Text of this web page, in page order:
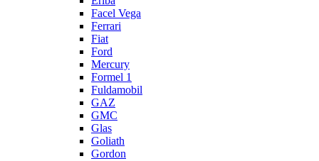
Facel Vega
Ferrari
Fiat
Ford
Mercury
Formel 1
Fuldamobil
GAZ
GMC
Glas
Goliath
Gordon